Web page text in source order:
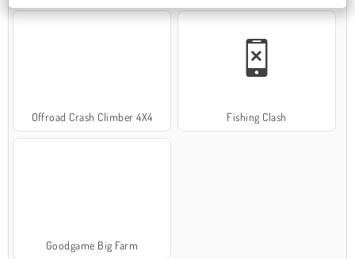
Offroad Crash Climber 4X4 Fishing Clash
Goodgame Big Farm